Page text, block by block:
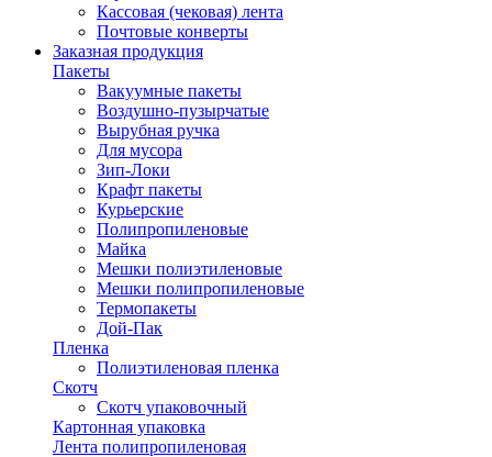
Кассовая (чековая) лента
Почтовые конверты
Заказная продукция
Пакеты
Вакуумные пакеты
Воздушно-пузырчатые
Вырубная ручка
Для мусора
Зип-Локи
Крафт пакеты
Курьерские
Полипропиленовые
Майка
Мешки полиэтиленовые
Мешки полипропиленовые
Термопакеты
Дой-Пак
Пленка
Полиэтиленовая пленка
Скотч
Скотч упаковочный
Картонная упаковка
Лента полипропиленовая